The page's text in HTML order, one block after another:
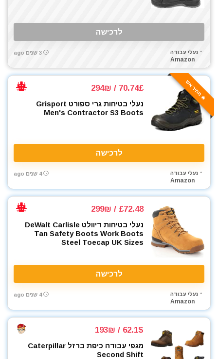
מטען סוללות קירי
מכונת צביעה אירלס
מכונת שטיפה בלחץ
מכסחות דשא
מכשירי מדידה ופלסים
מלחם
מלחציים
מלטשת מרובעת
מלטשת סרט
מסור גבהים
מסור גרונג
מסור וידיה
מסור חרב
מסור מסילה
מסור עגול למתכת
מסור פנדל גרונג
מסור שורף
מסור שרשרת
לרכישה
נעלי עבודה
Amazon
3 שנים ago
🔥 מחיר אש 70.74£ / 294₪
נעלי בטיחות גרי ספורט Grisport
Men's Contractor S3 Boots
לרכישה
נעלי עבודה
Amazon
4 שנים ago
£72.48 / 299₪
נעלי בטיחות דיוולט DeWalt Carlisle
Tan Safety Boots Work Boots
Steel Toecap UK Sizes
לרכישה
נעלי עבודה
Amazon
4 שנים ago
62.1$ / 193₪
מגפי עבודה כיפת ברזל Caterpillar
Second Shift